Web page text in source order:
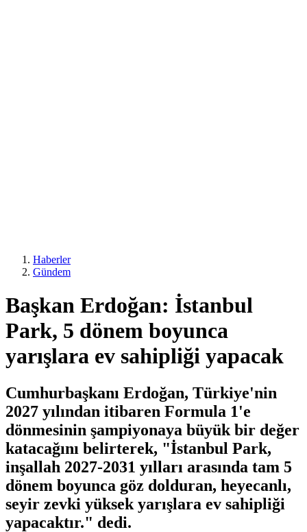
Haberler
Gündem
Başkan Erdoğan: İstanbul
Park, 5 dönem boyunca
yarışlara ev sahipliği yapacak
Cumhurbaşkanı Erdoğan, Türkiye'nin
2027 yılından itibaren Formula 1'e
dönmesinin şampiyonaya büyük bir değer
katacağını belirterek, "İstanbul Park,
inşallah 2027-2031 yılları arasında tam 5
dönem boyunca göz dolduran, heyecanlı,
seyir zevki yüksek yarışlara ev sahipliği
yapacaktır." dedi.